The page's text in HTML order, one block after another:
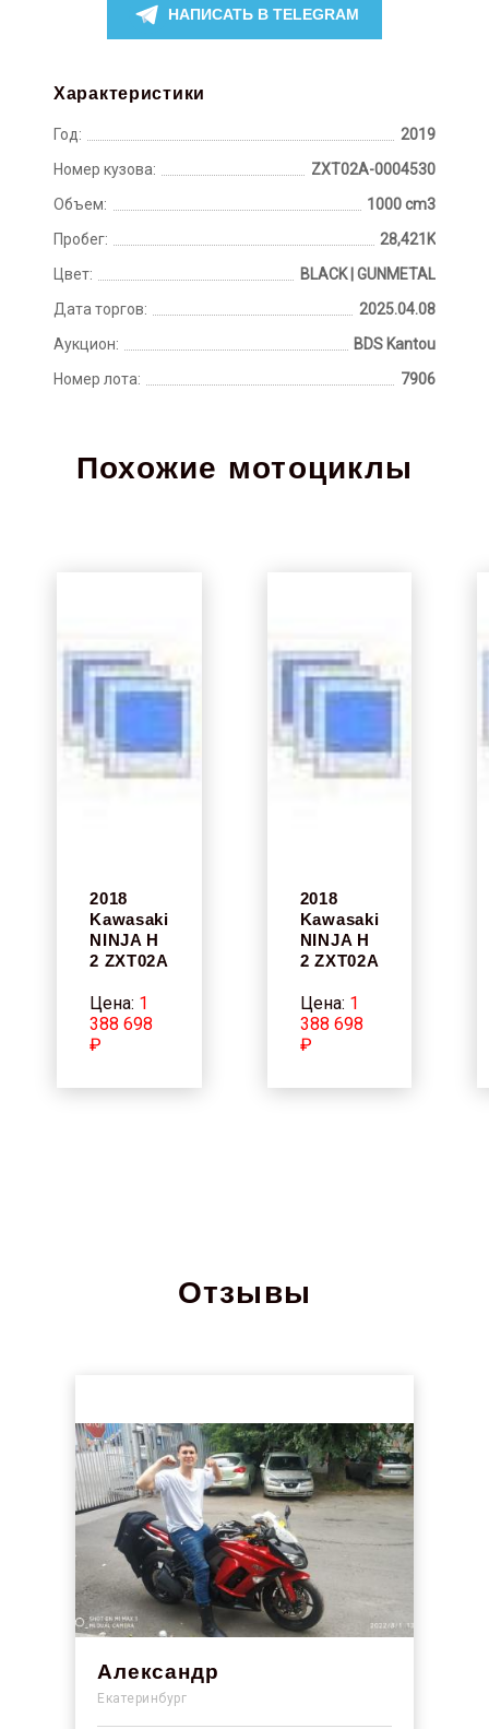
НАПИСАТЬ В TELEGRAM
Характеристики
Год:
2019
Номер кузова:
ZXT02A-0004530
Объем:
1000 cm3
Пробег:
28,421K
Цвет:
BLACK | GUNMETAL
Дата торгов:
2025.04.08
Аукцион:
BDS Kantou
Номер лота:
7906
Похожие мотоциклы
2018
Kawasaki
NINJA H
2 ZXT02A
Цена: 1
388 698
₽
2018
Kawasaki
NINJA H
2 ZXT02A
Цена: 1
388 698
₽
Отзывы
Александр
Екатеринбург